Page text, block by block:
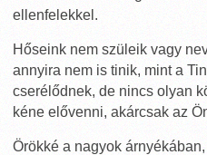
ellenfelekkel.
Hőseink nem szüleik vagy
annyira nem is tinik, mint a
cserélődnek, de nincs olyan
kéne elővenni, akárcsak az
Örökké a nagyok